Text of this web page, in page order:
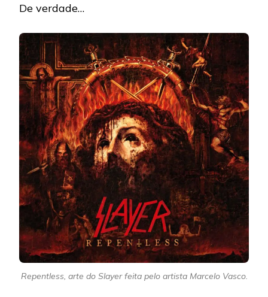
De verdade…
Repentless, arte do Slayer feita pelo artista Marcelo Vasco.